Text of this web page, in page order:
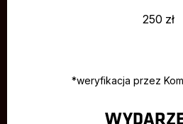
250 zł
*weryfikacja przez